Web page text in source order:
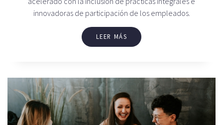
innovadoras de participación de los empleados.
LEER MÁS